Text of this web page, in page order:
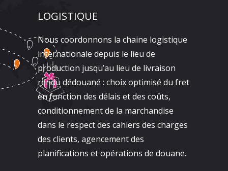
LOGISTIQUE
Nous coordonnons la chaine logistique
internationale depuis le lieu de
production jusqu’au lieu de livraison
rendu dédouané : choix optimisé du fret
en fonction des délais et des coûts,
conditionnement de la marchandise
dans le respect des cahiers des charges
des clients, agencement des
planifications et opérations de douane.